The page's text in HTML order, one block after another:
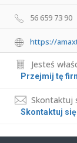
56 659 73 90
https://
Jesteś
Przejmij tę
Skontaktuj
Skontaktuj